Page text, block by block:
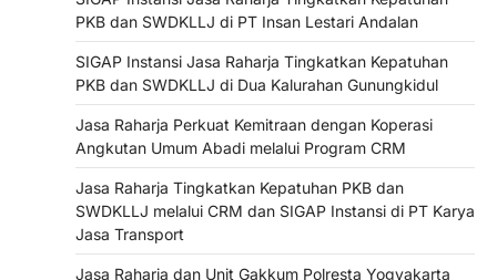
PKB dan SWDKLLJ di PT Insan Lestari Andalan
SIGAP Instansi Jasa Raharja Tingkatkan Kepatuhan
PKB dan SWDKLLJ di Dua Kalurahan Gunungkidul
Jasa Raharja Perkuat Kemitraan dengan Koperasi
Angkutan Umum Abadi melalui Program CRM
Jasa Raharja Tingkatkan Kepatuhan PKB dan
SWDKLLJ melalui CRM dan SIGAP Instansi di PT Karya
Jasa Transport
Jasa Raharja dan Unit Gakkum Polresta Yogyakarta